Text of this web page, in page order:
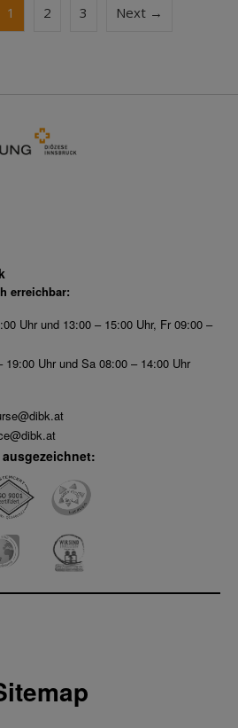
1 2 3 Next →
erreichbar:
Uhr und 13:00 – 15:00 Uhr, Fr 09:00 –
Uhr und Sa 08:00 – 14:00 Uhr